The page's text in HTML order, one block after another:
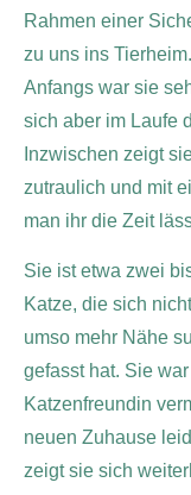
Rahmen einer
zu uns ins Tierheim.
Anfangs war sie
sich aber im Laufe
Inzwischen zeigt
zutraulich und mit
man ihr die Zeit
Sie ist etwa zwei
Katze, die sich
umso mehr Nähe
gefasst hat. Sie
Katzenfreundin
neuen Zuhause
zeigt sie sich